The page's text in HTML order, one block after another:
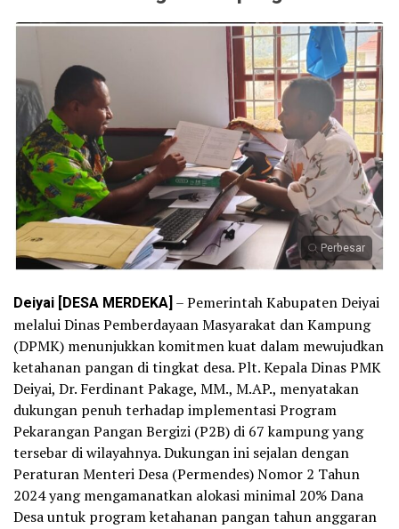
Perbesar
Deiyai [DESA MERDEKA] – Pemerintah Kabupaten Deiyai
melalui Dinas Pemberdayaan Masyarakat dan Kampung
(DPMK) menunjukkan komitmen kuat dalam mewujudkan
ketahanan pangan di tingkat desa. Plt. Kepala Dinas PMK
Deiyai, Dr. Ferdinant Pakage, MM., M.AP., menyatakan
dukungan penuh terhadap implementasi Program
Pekarangan Pangan Bergizi (P2B) di 67 kampung yang
tersebar di wilayahnya. Dukungan ini sejalan dengan
Peraturan Menteri Desa (Permendes) Nomor 2 Tahun
2024 yang mengamanatkan alokasi minimal 20% Dana
Desa untuk program ketahanan pangan tahun anggaran